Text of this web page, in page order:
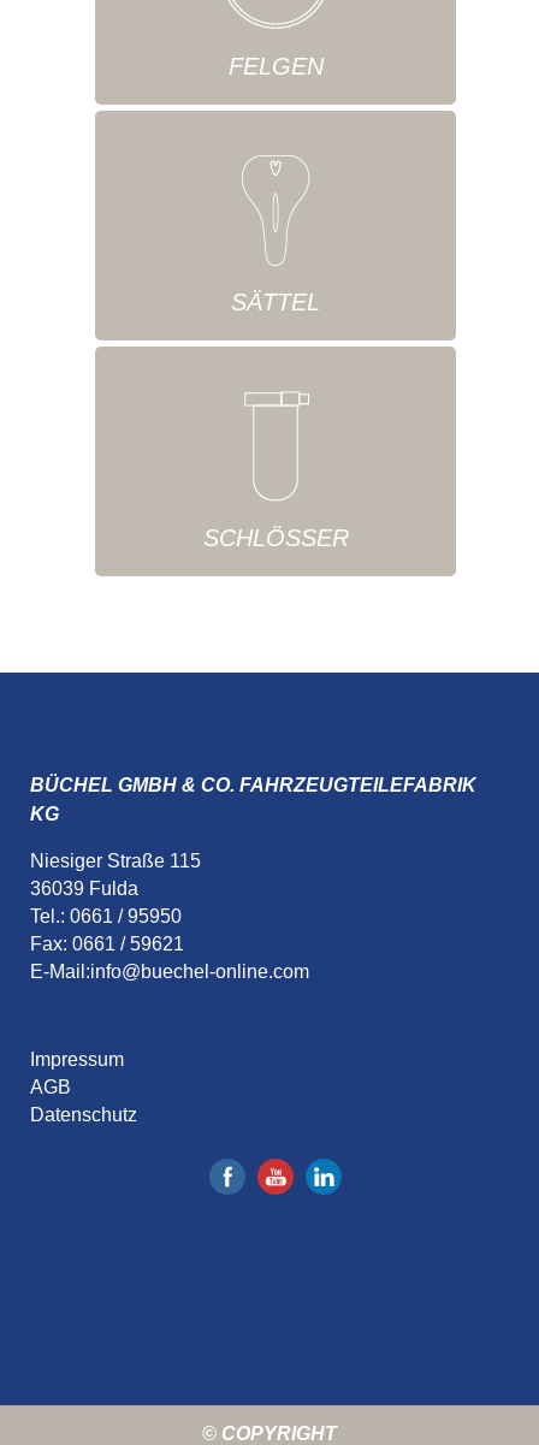
FELGEN
SÄTTEL
SCHLÖSSER
BÜCHEL GMBH & CO. FAHRZEUGTEILEFABRIK
KG
Niesiger Straße 115
36039 Fulda
Tel.: 0661 / 95950
Fax: 0661 / 59621
E-Mail:info@buechel-online.com
Impressum
AGB
Datenschutz
© COPYRIGHT